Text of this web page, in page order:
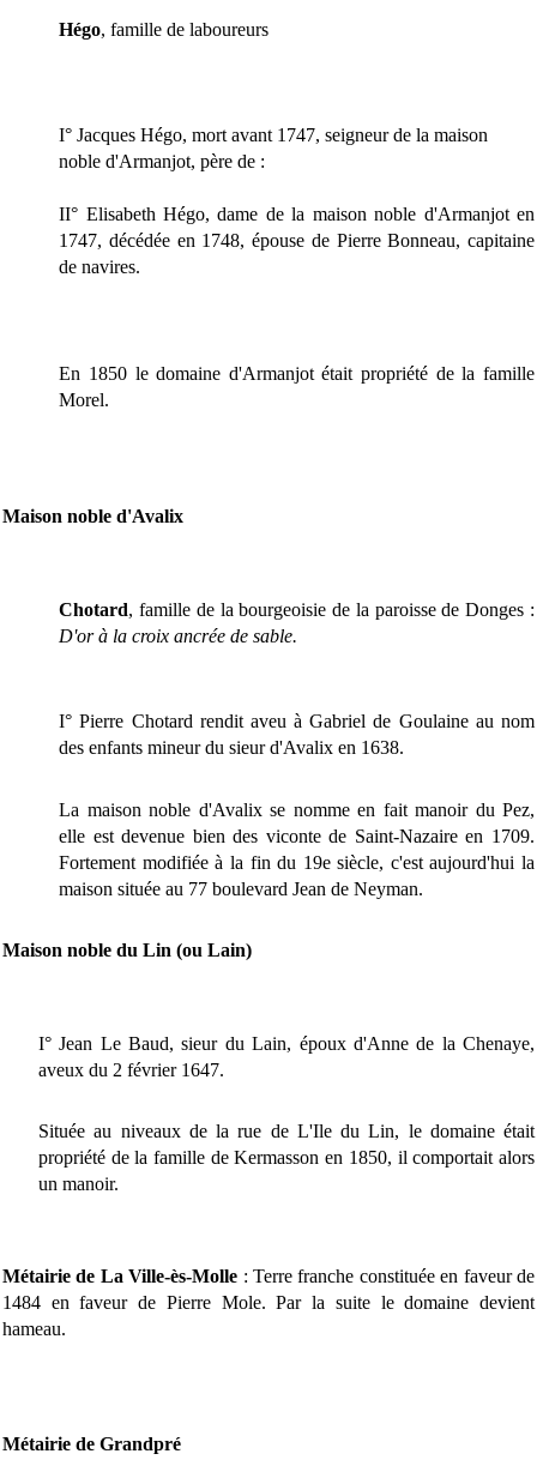
Hégo, famille de laboureurs
I° Jacques Hégo, mort avant 1747, seigneur de la maison
noble d'Armanjot, père de :
II° Elisabeth Hégo, dame de la maison noble d'Armanjot en
1747, décédée en 1748, épouse de Pierre Bonneau, capitaine
de navires.
En 1850 le domaine d'Armanjot était propriété de la famille
Morel.
Maison noble d'Avalix
Chotard, famille de la bourgeoisie de la paroisse de Donges :
D'or à la croix ancrée de sable.
I° Pierre Chotard rendit aveu à Gabriel de Goulaine au nom
des enfants mineur du sieur d'Avalix en 1638.
La maison noble d'Avalix se nomme en fait manoir du Pez,
elle est devenue bien des viconte de Saint-Nazaire en 1709.
Fortement modifiée à la fin du 19e siècle, c'est aujourd'hui la
maison située au 77 boulevard Jean de Neyman.
Maison noble du Lin (ou Lain)
I° Jean Le Baud, sieur du Lain, époux d'Anne de la Chenaye,
aveux du 2 février 1647.
Située au niveaux de la rue de L'Ile du Lin, le domaine était
propriété de la famille de Kermasson en 1850, il comportait alors
un manoir.
Métairie de La Ville-ès-Molle : Terre franche constituée en faveur de
1484 en faveur de Pierre Mole. Par la suite le domaine devient
hameau.
Métairie de Grandpré